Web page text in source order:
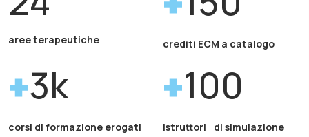
aree terapeutiche crediti ECM a catalogo
3k
corsi di formazione erogati
100
istruttori di simulazione